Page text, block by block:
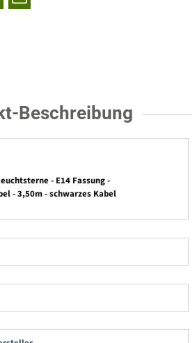
Beschreibung
- E14 Fassung -
- 3,50m - schwarzes Kabel